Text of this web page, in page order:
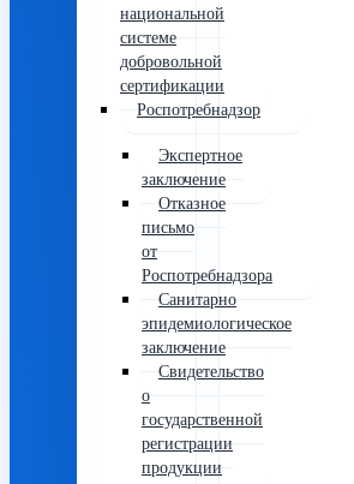
национальной
системе
добровольной
сертификации
Роспотребнадзор
Экспертное
заключение
Отказное
письмо
от
Роспотребнадзора
Санитарно
эпидемиологическое
заключение
Свидетельство
о
государственной
регистрации
продукции